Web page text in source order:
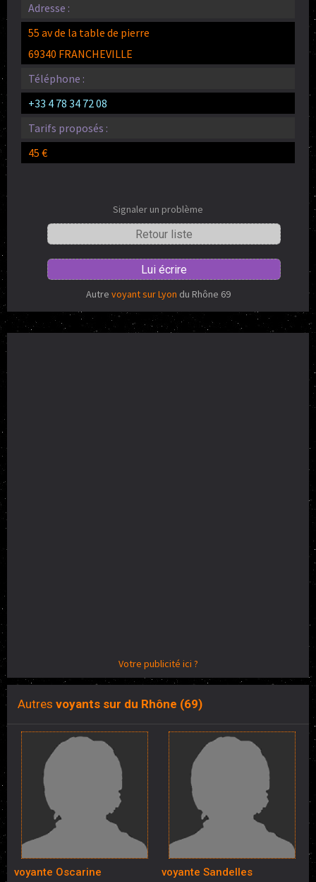
Adresse :
55 av de la table de pierre
69340 FRANCHEVILLE
Téléphone :
+33 4 78 34 72 08
Tarifs proposés :
45 €
Signaler un problème
Retour liste
Lui écrire
Autre voyant sur Lyon du Rhône 69
Votre publicité ici ?
Autres voyants sur du Rhône (69)
voyante Oscarine voyante Sandelles